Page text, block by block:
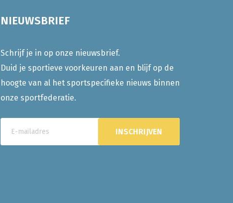
NIEUWSBRIEF
Schrijf je in op onze nieuwsbrief.
Duid je sportieve voorkeuren aan en blijf op de
hoogte van al het sportspecifieke nieuws binnen
onze sportfederatie.